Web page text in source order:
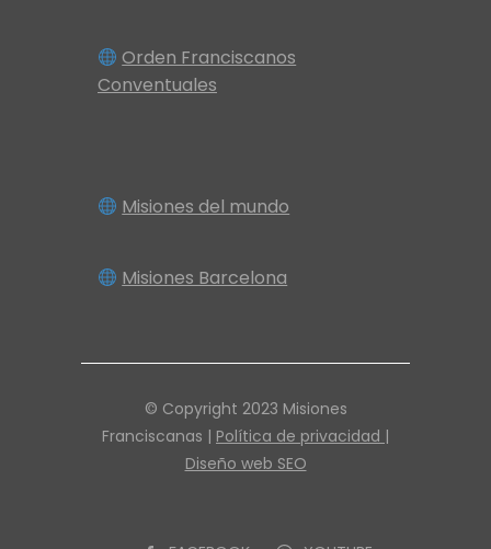
Orden Franciscanos
Conventuales
Misiones del mundo
Misiones Barcelona
© Copyright 2023 Misiones
Franciscanas | Política de privacidad |
Diseño web SEO